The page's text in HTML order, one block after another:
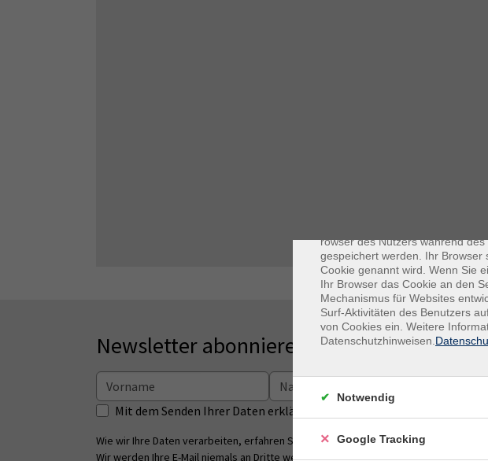
Newsletter abonnieren
Mit dem Senden Ihrer Daten erklären Sie sich mit der Verarbeitung
Wie wir Ihre Daten verarbeiten, erfahren Sie in unserenDatenschutzbestimmungen
Wir werden Ihre E-Mail niemals an Dritte weitergeben.
Cookies sind kleine
rowser des Nutzers während
gespeichert werden. Ihr Browser
Cookie genannt wird. Wenn Sie
Ihr Browser das Cookie an den
Mechanismus für Websites
Surf-Aktivitäten des Benutzers
von Cookies ein. Weitere
Datenschutzhinweisen.
Notwendig
Google Tracking